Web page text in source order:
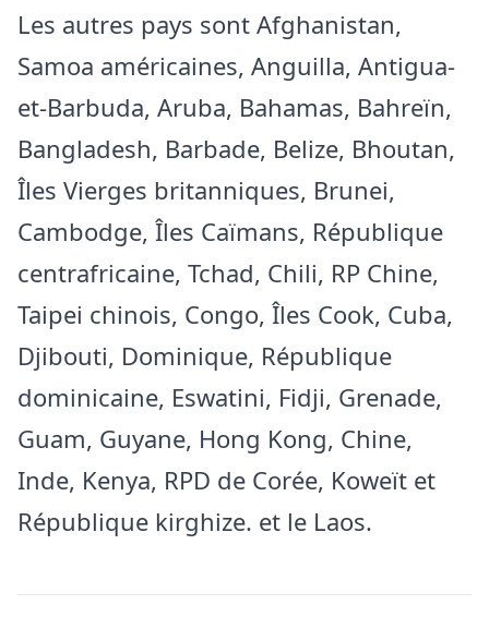
Les autres pays sont Afghanistan,
Samoa américaines, Anguilla, Antigua-
et-Barbuda, Aruba, Bahamas, Bahreïn,
Bangladesh, Barbade, Belize, Bhoutan,
Îles Vierges britanniques, Brunei,
Cambodge, Îles Caïmans, République
centrafricaine, Tchad, Chili, RP Chine,
Taipei chinois, Congo, Îles Cook, Cuba,
Djibouti, Dominique, République
dominicaine, Eswatini, Fidji, Grenade,
Guam, Guyane, Hong Kong, Chine,
Inde, Kenya, RPD de Corée, Koweït et
République kirghize. et le Laos.